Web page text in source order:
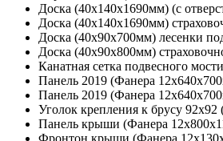
Доска (40х140х1690мм) (с
Доска (40х140х1690мм)
Доска (40х90х700мм) лесенки
Доска (40х90х800мм)
Канатная сетка подвесного
Панель 2019 (Фанера
Панель 2019 (Фанера
Уголок крепления к брусу
Панель крыши (Фанера
Фронтон крыши (Фанера